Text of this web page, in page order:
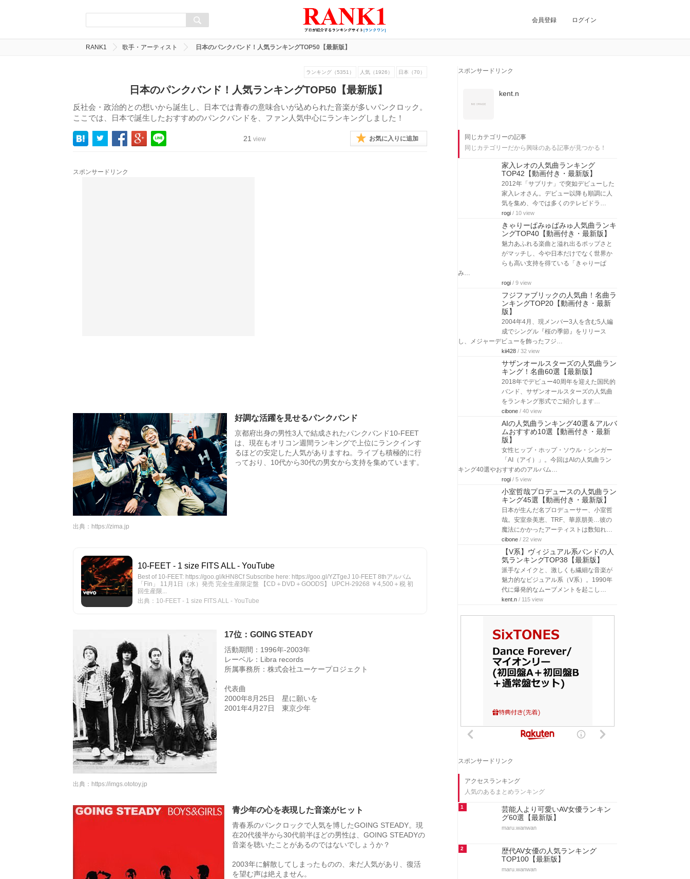
会員登録 ログイン
RANK1 歌手・アーティスト 日本のパンクバンド！人気ランキングTOP50【最新版】
ランキング（5351） 人気（1926） 日本（70）
日本のパンクバンド！人気ランキングTOP50【最新版】
反社会・政治的との想いから誕生し、日本では青春の意味合いが込められた音楽が多いパンクロック。
ここでは、日本で誕生したおすすめのパンクバンドを、ファン人気中心にランキングしました！
21 view お気に入りに追加
スポンサードリンク
好調な活躍を見せるパンクバンド
京都府出身の男性3人で結成されたパンクバンド10-FEET
は、現在もオリコン週間ランキングで上位にランクインす
るほどの安定した人気がありますね。ライブも積極的に行
っており、10代から30代の男女から支持を集めています。
出典： https://zima.jp
10-FEET - 1 size FITS ALL - YouTube
Best of 10-FEET: https://goo.gl/kHN8Cf Subscribe here: https://goo.gl/YZTgeJ 10-FEET 8thアルバム
「Fin」 11月1日（水）発売 完全生産限定盤 【CD＋DVD＋GOODS】 UPCH-29268 ￥4,500＋税 初
回生産限...
出典：10-FEET - 1 size FITS ALL - YouTube
17位：GOING STEADY
活動期間：1996年-2003年
レーベル：Libra records
所属事務所：株式会社ユーケープロジェクト
代表曲
2000年8月25日 星に願いを
2001年4月27日 東京少年
出典： https://imgs.ototoy.jp
青少年の心を表現した音楽がヒット
青春系のパンクロックで人気を博したGOING STEADY。現
在20代後半から30代前半ほどの男性は、GOING STEADYの
音楽を聴いたことがあるのではないでしょうか？
2003年に解散してしまったものの、未だ人気があり、復活
を望む声は絶えません。
スポンサードリンク
kent.n
同じカテゴリーの記事
同じカテゴリーだから興味のある記事が見つかる！
家入レオの人気曲ランキング
TOP42【動画付き・最新版】
2012年「サブリナ」で突如デビューした
家入レオさん。デビュー以降も順調に人
気を集め、今では多くのテレビドラ…
rogi / 10 view
きゃりーぱみゅぱみゅ人気曲ランキ
ングTOP40【動画付き・最新版】
魅力あふれる楽曲と溢れ出るポップさと
がマッチし、今や日本だけでなく世界か
らも高い支持を得ている「きゃりーぱ
み…
rogi / 9 view
フジファブリックの人気曲！名曲ラ
ンキングTOP20【動画付き・最新
版】
2004年4月、現メンバー3人を含む5人編
成でシングル『桜の季節』をリリース
し、メジャーデビューを飾ったフジ…
kii428 / 32 view
サザンオールスターズの人気曲ラン
キング！名曲60選【最新版】
2018年でデビュー40周年を迎えた国民的
バンド、サザンオールスターズの人気曲
をランキング形式でご紹介します…
cibone / 40 view
AIの人気曲ランキング40選＆アルバ
ムおすすめ10選【動画付き・最新
版】
女性ヒップ・ホップ・ソウル・シンガー
「AI（アイ）」。今回はAIの人気曲ラン
キング40選やおすすめのアルバム…
rogi / 5 view
小室哲哉プロデュースの人気曲ラン
キング45選【動画付き・最新版】
日本が生んだ名プロデューサー、小室哲
哉。安室奈美恵、TRF、華原朋美…彼の
魔法にかかったアーティストは数知れ…
cibone / 22 view
【V系】ヴィジュアル系バンドの人
気ランキングTOP38【最新版】
派手なメイクと、激しくも繊細な音楽が
魅力的なビジュアル系（V系）。1990年
代に爆発的なムーブメントを起こし…
kent.n / 115 view
スポンサードリンク
アクセスランキング
人気のあるまとめランキング
1
芸能人より可愛いAV女優ランキン
グ60選【最新版】
maru.wanwan
2
歴代AV女優の人気ランキング
TOP100【最新版】
maru.wanwan